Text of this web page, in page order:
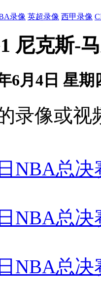
录像 英超录像 西甲录像
尼克斯-
6月4日 星期
录像或
NBA总
NBA总
NBA总